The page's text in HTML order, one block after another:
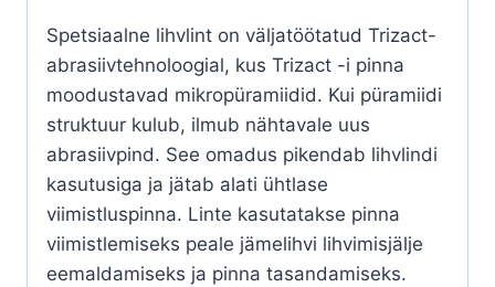
Spetsiaalne lihvlint on väljatöötatud Trizact-
abrasiivtehnoloogial, kus Trizact -i pinna
moodustavad mikropüramiidid. Kui püramiidi
struktuur kulub, ilmub nähtavale uus
abrasiivpind. See omadus pikendab lihvlindi
kasutusiga ja jätab alati ühtlase
viimistluspinna. Linte kasutatakse pinna
viimistlemiseks peale jämelihvi lihvimisjälje
eemaldamiseks ja pinna tasandamiseks.